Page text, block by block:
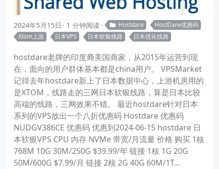
2024年5月15日 1 分钟阅读 Hostdare
HostDare优惠码
Xtom上游
日本VPS 日本软银线路 日本优化线路
hostdare老牌的印度裔美国商家，从2015年运营到现
在，面向的用户群体基本都是china用户。 VPSMarket
记得去年hostdare新上了日本数据中心，上游机房用的
是XTOM，线路走的三网日本软银线路，算是日本比较
高端的线路，三网效果不错。 最近hostdare针对日本
系列的VPS放出一个八折优惠码 Hostdare 优惠码
NUDGV386CE 优惠码 优惠到2024-06-15 hostdare 日
本软银VPS CPU 内存 NVMe 带宽/月流量 价格 购买 1核
768M 10G 30M/250G $39.99/年 链接 1核 1G 20G
50M/600G $7.99/月 链接 2核 2G 40G 60M/1T...